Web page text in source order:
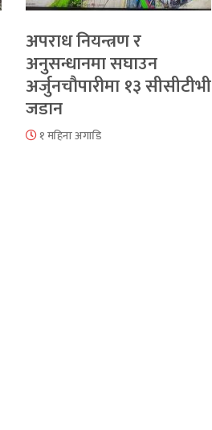
अपराध नियन्त्रण र
अनुसन्धानमा सघाउन
अर्जुनचौपारीमा १३ सीसीटीभी
जडान
१ महिना अगाडि